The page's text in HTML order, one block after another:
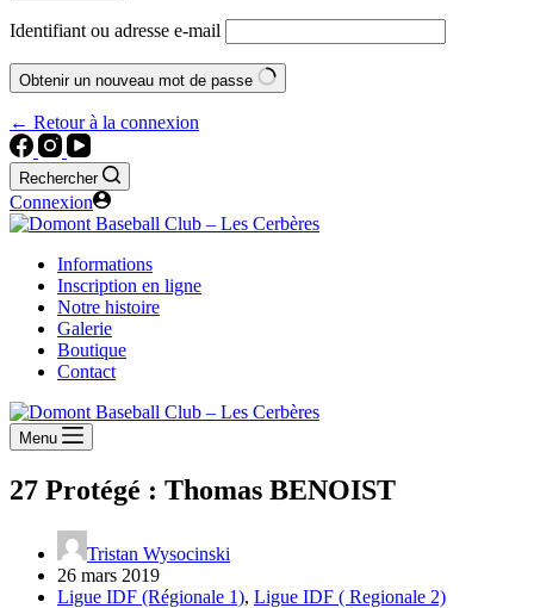
Identifiant ou adresse e-mail
Obtenir un nouveau mot de passe
← Retour à la connexion
Rechercher
Connexion
Informations
Inscription en ligne
Notre histoire
Galerie
Boutique
Contact
Menu
27 Protégé : Thomas BENOIST
Tristan Wysocinski
26 mars 2019
Ligue IDF (Régionale 1), Ligue IDF ( Regionale 2)